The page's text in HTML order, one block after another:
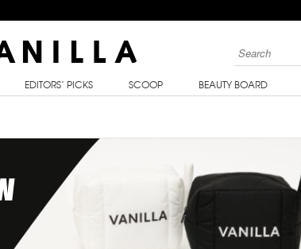
EDITORS’ PICKS SCOOP BEAUTY BOARD